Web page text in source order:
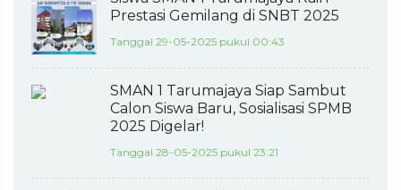
Prestasi Gemilang di SNBT 2025
Tanggal 29-05-2025 pukul 00:43
SMAN 1 Tarumajaya Siap Sambut
Calon Siswa Baru, Sosialisasi SPMB
2025 Digelar!
Tanggal 28-05-2025 pukul 23:21